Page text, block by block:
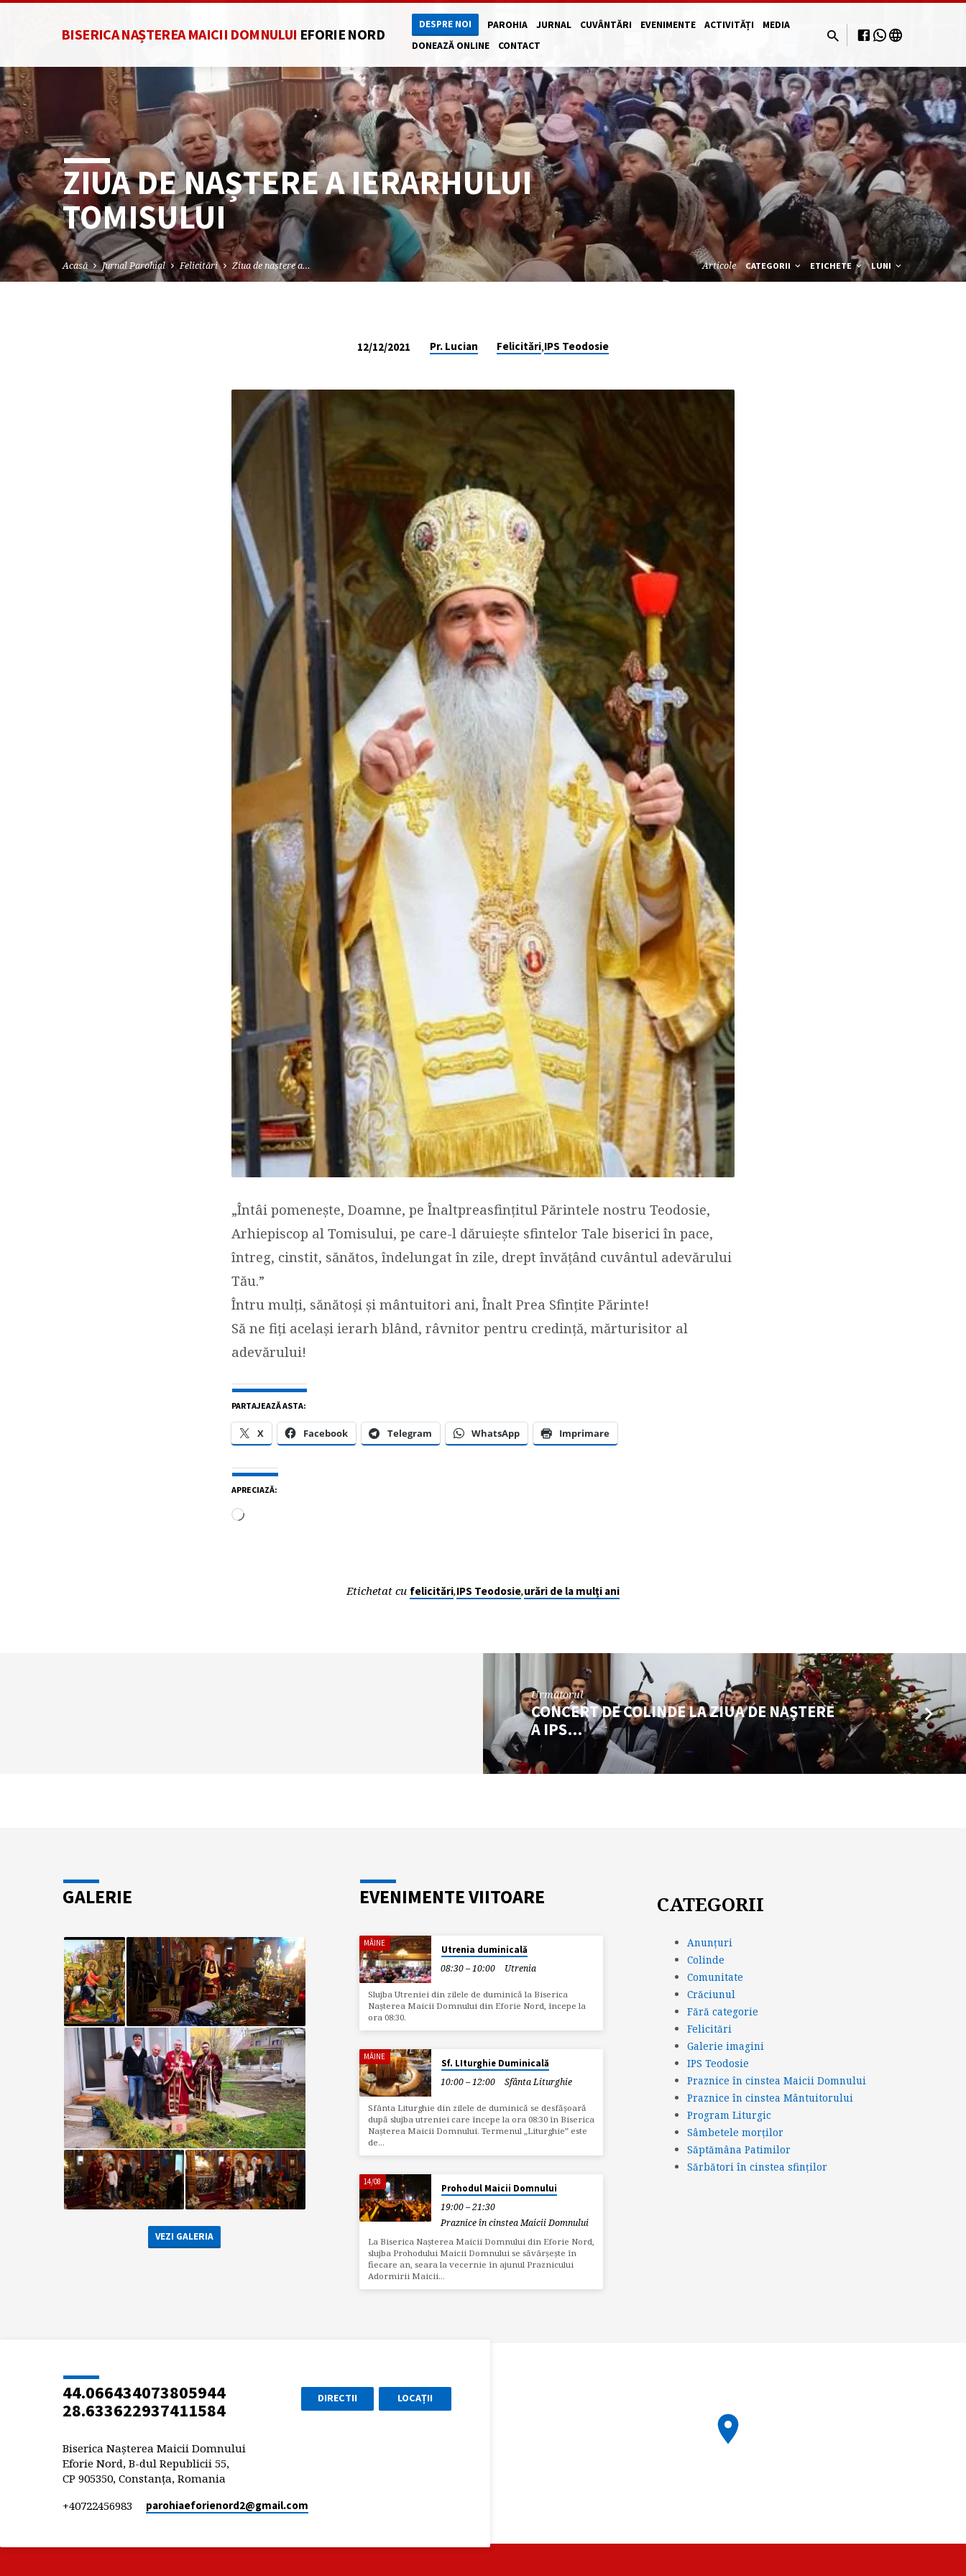
BISERICA NAȘTEREA MAICII DOMNULUI EFORIE NORD
DESPRE NOI PAROHIA JURNAL CUVÂNTĂRI EVENIMENTE ACTIVITĂȚI
MEDIA
DONEAZĂ ONLINE
CONTACT
ZIUA DE NAȘTERE A IERARHULUI
TOMISULUI
Acasă Jurnal Parohial Felicitări Ziua de naștere a… Articole CATEGORII ETICHETE LUNI
IERARHULUI
TOMISULUI
12/12/2021 Pr. Lucian Felicitări,IPS Teodosie
„Întâi pomenește, Doamne, pe Înaltpreasfințitul Părintele nostru Teodosie,
Arhiepiscop al Tomisului, pe care-l dăruiește sfintelor Tale biserici în pace,
întreg, cinstit, sănătos, îndelungat în zile, drept învățând cuvântul adevărului
Tău.”
Întru mulți, sănătoși și mântuitori ani, Înalt Prea Sfințite Părinte!
Să ne fiți același ierarh blând, râvnitor pentru credință, mărturisitor al
adevărului!
PARTAJEAZĂ ASTA:
X Facebook Telegram WhatsApp Imprimare
APRECIAZĂ:
Încarc...
Etichetat cu felicitări,IPS Teodosie,urări de la mulți ani
Următorul
CONCERT DE COLINDE LA ZIUA DE NAȘTERE
A IPS…
GALERIE
VEZI GALERIA
EVENIMENTE VIITOARE
MÂINE
Utrenia duminicală
08:30 – 10:00
Utrenia
Slujba Utreniei din zilele de duminică la Biserica
Nașterea Maicii Domnului din Eforie Nord, începe la
ora 08:30.
MÂINE
Sf. LIturghie Duminicală
10:00 – 12:00
Sfânta Liturghie
Sfânta Liturghie din zilele de duminică se desfășoară
după slujba utreniei care începe la ora 08:30 în Biserica
Nașterea Maicii Domnului. Termenul „Liturghie” este
de…
14/08
Prohodul Maicii Domnului
19:00 – 21:30
Praznice în cinstea Maicii Domnului
La Biserica Nașterea Maicii Domnului din Eforie Nord,
slujba Prohodului Maicii Domnului se săvârșește în
fiecare an, seara la vecernie în ajunul Praznicului
Adormirii Maicii…
CATEGORII
Anunțuri
Colinde
Comunitate
Crăciunul
Fără categorie
Felicitări
Galerie imagini
IPS Teodosie
Praznice în cinstea Maicii Domnului
Praznice în cinstea Mântuitorului
Program Liturgic
Sâmbetele morților
Săptămâna Patimilor
Sărbători în cinstea sfinților
44.066434073805944
28.633622937411584
DIRECTII LOCAȚII
Biserica Nașterea Maicii Domnului
Eforie Nord, B-dul Republicii 55,
CP 905350, Constanța, Romania
+40722456983
parohiaeforienord2​@gmail.com